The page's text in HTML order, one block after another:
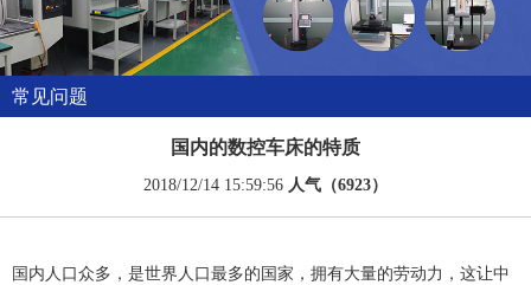
常见问题
国内的数控车床的特质
2018/12/14 15:59:56 人气（6923）
国内人口众多，是世界人口最多的国家，拥有大量的劳动力，这让中